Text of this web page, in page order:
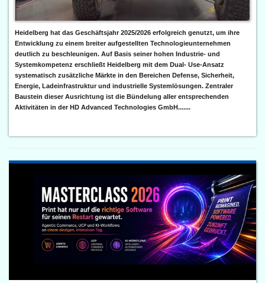
Heidelberg hat das Geschäftsjahr 2025/2026 erfolgreich genutzt, um ihre
Entwicklung zu einem breiter aufgestellten Technologieunternehmen
deutlich zu beschleunigen. Auf Basis seiner hohen Industrie- und
Systemkompetenz erschließt Heidelberg mit dem Dual- Use-Ansatz
systematisch zusätzliche Märkte in den Bereichen Defense, Sicherheit,
Energie, Ladeinfrastruktur und industrielle Systemlösungen. Zentraler
Baustein dieser Ausrichtung ist die Bündelung aller entsprechenden
Aktivitäten in der HD Advanced Technologies GmbH.......